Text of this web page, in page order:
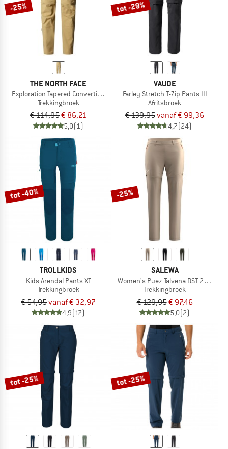
-25%
THE NORTH FACE
Exploration Tapered Convertible Pants
Trekkingbroek
€ 114,95€ 86,21
5,0(1)
tot -29%
VAUDE
Farley Stretch T-Zip Pants III
Afritsbroek
€ 139,95vanaf € 99,36
4,7(24)
tot -40%
TROLLKIDS
Kids Arendal Pants XT
Trekkingbroek
€ 54,95vanaf € 32,97
4,9(17)
-25%
SALEWA
Women's Puez Talvena DST 2/1 Pant
Trekkingbroek
€ 129,95€ 97,46
5,0(2)
tot -25% tot -25%